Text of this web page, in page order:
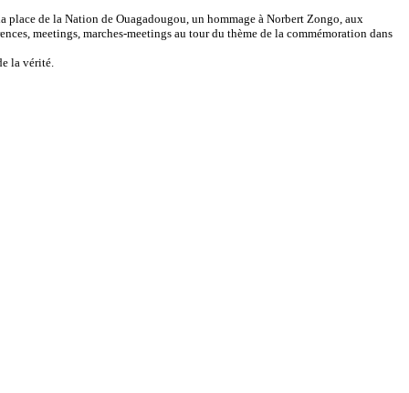
place de la Nation de Ouagadougou, un hommage à Norbert Zongo, aux
meetings, marches-meetings au tour du thème de la commémoration dans
la vérité.